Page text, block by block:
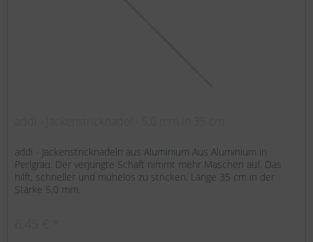
addi - Jackenstricknadeln aus Aluminium Aus Aluminium in
Perlgrau. Der verjüngte Schaft nimmt mehr Maschen auf. Das
hilft, schneller und mühelos zu stricken. Länge 35 cm in der
Stärke 5,0 mm.